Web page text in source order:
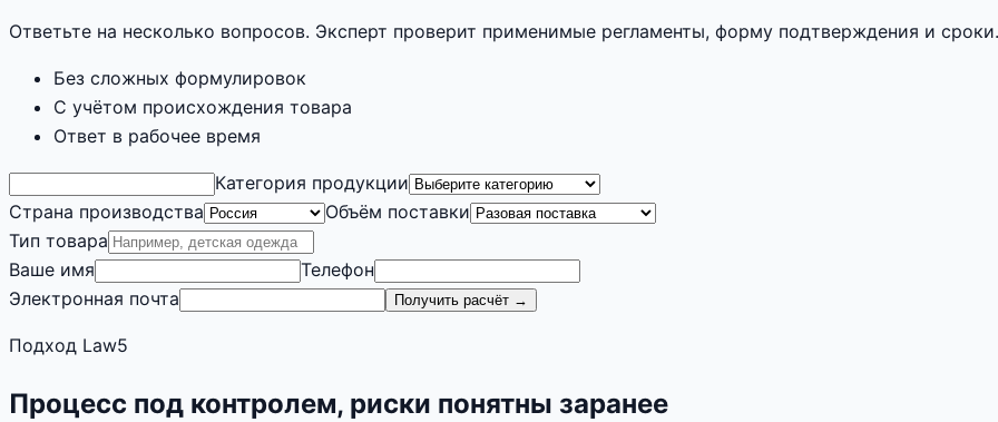
Ответьте на несколько вопросов. Эксперт проверит применимые регламенты, форму подтверждения и сроки.
Без сложных формулировок
С учётом происхождения товара
Ответ в рабочее время
Категория продукции
Страна производства
Объём поставки
Тип товара
Ваше имя
Телефон
Электронная почта
Получить расчёт →
Подход Law5
Процесс под контролем, риски понятны заранее